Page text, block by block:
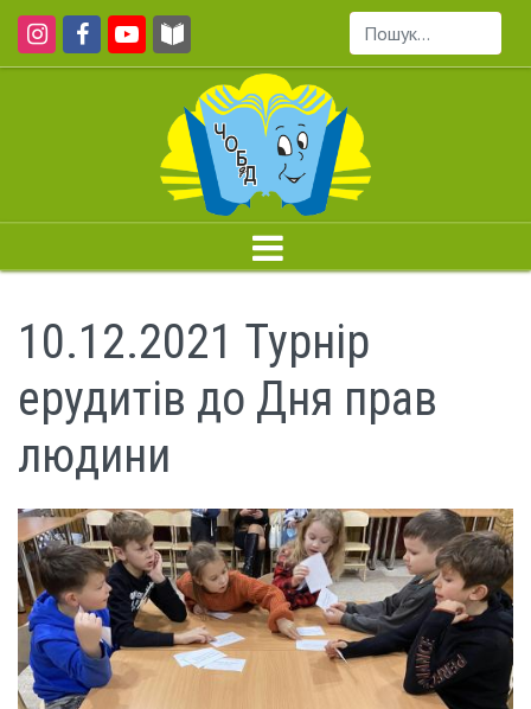
Пошук...
10.12.2021 Турнір
ерудитів до Дня прав
людини